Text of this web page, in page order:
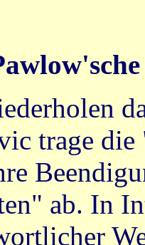
trage
ab. In